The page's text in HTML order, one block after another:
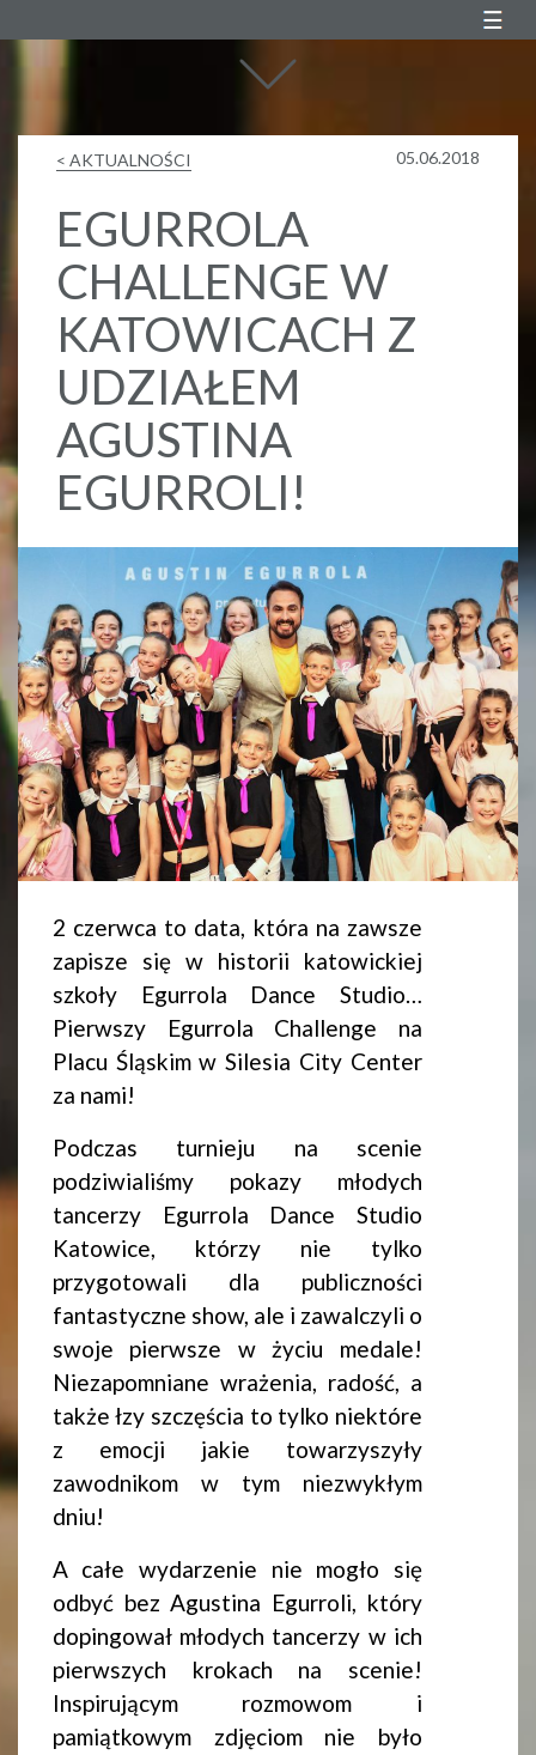
< AKTUALNOŚCI 05.06.2018
EGURROLA
CHALLENGE W
KATOWICACH Z
UDZIAŁEM
AGUSTINA
EGURROLI!
2 czerwca to data, która na zawsze
zapisze się w historii katowickiej
szkoły Egurrola Dance Studio…
Pierwszy Egurrola Challenge na
Placu Śląskim w Silesia City Center
za nami!
Podczas turnieju na scenie
podziwialiśmy pokazy młodych
tancerzy Egurrola Dance Studio
Katowice, którzy nie tylko
przygotowali dla publiczności
fantastyczne show, ale i zawalczyli o
swoje pierwsze w życiu medale!
Niezapomniane wrażenia, radość, a
także łzy szczęścia to tylko niektóre
z emocji jakie towarzyszyły
zawodnikom w tym niezwykłym
dniu!
A całe wydarzenie nie mogło się
odbyć bez Agustina Egurroli, który
dopingował młodych tancerzy w ich
pierwszych krokach na scenie!
Inspirującym rozmowom i
pamiątkowym zdjęciom nie było